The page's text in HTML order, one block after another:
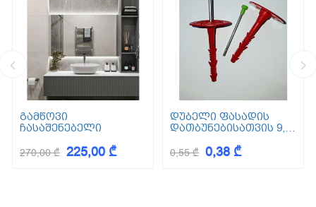
გამწოვი
ჩასაშენებელი
270,00 ₾ 225,00 ₾
დუბელი ფასადის
დათბუნებისათვის 9,5
0,55 ₾ 0,38 ₾